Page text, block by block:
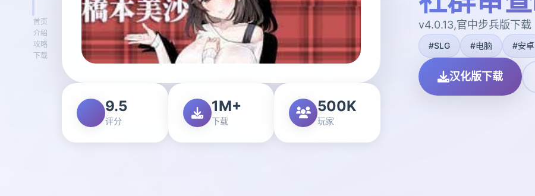
首页
介绍
攻略
下载
9.5
评分
1M+
下载
500K
玩家
v4.0.13,官中步兵版下载
#SLG #电脑 #安卓
汉化版下载